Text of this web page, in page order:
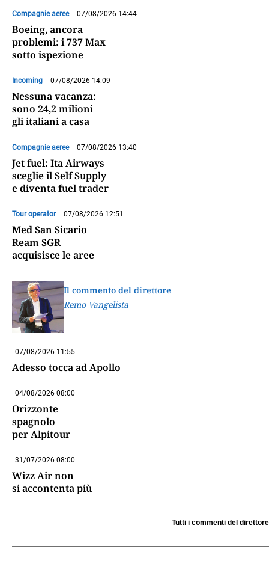
Compagnie aeree 07/08/2026 14:44
Boeing, ancora
problemi: i 737 Max
sotto ispezione
Incoming 07/08/2026 14:09
Nessuna vacanza:
sono 24,2 milioni
gli italiani a casa
Compagnie aeree 07/08/2026 13:40
Jet fuel: Ita Airways
sceglie il Self Supply
e diventa fuel trader
Tour operator 07/08/2026 12:51
Med San Sicario
Ream SGR
acquisisce le aree
Il commento del direttore
Remo Vangelista
07/08/2026 11:55
Adesso tocca ad Apollo
04/08/2026 08:00
Orizzonte
spagnolo
per Alpitour
31/07/2026 08:00
Wizz Air non
si accontenta più
Tutti i commenti del direttore